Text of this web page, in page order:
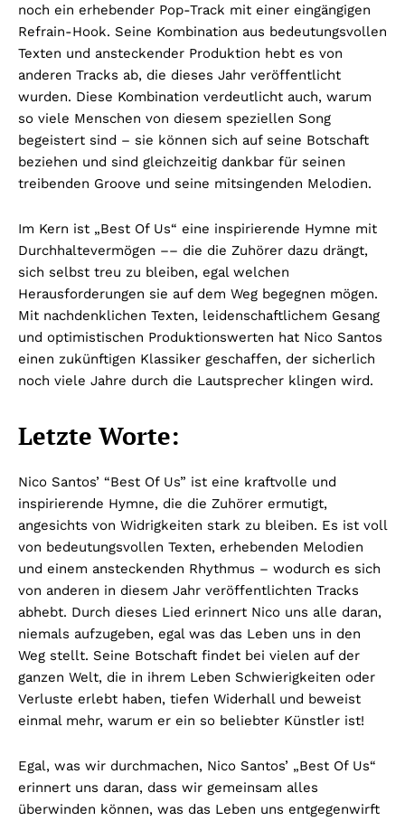
noch ein erhebender Pop-Track mit einer eingängigen
Refrain-Hook. Seine Kombination aus bedeutungsvollen
Texten und ansteckender Produktion hebt es von
anderen Tracks ab, die dieses Jahr veröffentlicht
wurden. Diese Kombination verdeutlicht auch, warum
so viele Menschen von diesem speziellen Song
begeistert sind – sie können sich auf seine Botschaft
beziehen und sind gleichzeitig dankbar für seinen
treibenden Groove und seine mitsingenden Melodien.
Im Kern ist „Best Of Us“ eine inspirierende Hymne mit
Durchhaltevermögen –– die die Zuhörer dazu drängt,
sich selbst treu zu bleiben, egal welchen
Herausforderungen sie auf dem Weg begegnen mögen.
Mit nachdenklichen Texten, leidenschaftlichem Gesang
und optimistischen Produktionswerten hat Nico Santos
einen zukünftigen Klassiker geschaffen, der sicherlich
noch viele Jahre durch die Lautsprecher klingen wird.
Letzte Worte:
Nico Santos’ “Best Of Us” ist eine kraftvolle und
inspirierende Hymne, die die Zuhörer ermutigt,
angesichts von Widrigkeiten stark zu bleiben. Es ist voll
von bedeutungsvollen Texten, erhebenden Melodien
und einem ansteckenden Rhythmus – wodurch es sich
von anderen in diesem Jahr veröffentlichten Tracks
abhebt. Durch dieses Lied erinnert Nico uns alle daran,
niemals aufzugeben, egal was das Leben uns in den
Weg stellt. Seine Botschaft findet bei vielen auf der
ganzen Welt, die in ihrem Leben Schwierigkeiten oder
Verluste erlebt haben, tiefen Widerhall und beweist
einmal mehr, warum er ein so beliebter Künstler ist!
Egal, was wir durchmachen, Nico Santos’ „Best Of Us“
erinnert uns daran, dass wir gemeinsam alles
überwinden können, was das Leben uns entgegenwirft